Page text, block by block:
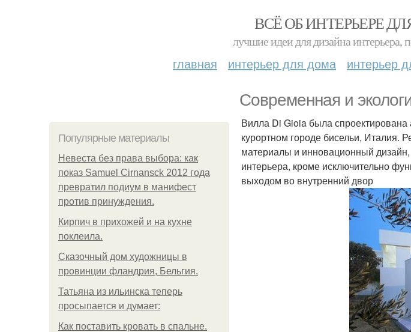
ВСЁ ОБ ИНТЕРЬЕРЕ
лучшие идеи для дизайна интерьера,
главная интерьер для дома интерьер
Современная и
Популярные материалы
Невеста без права выбора: как
показ Samuel Cirnansck 2012 года
превратил подиум в манифест
против принуждения.
Кирпич в прихожей и на кухне
поклеила.
Сказочный дом художницы в
провинции фландрия, Бельгия.
Татьяна из ильинска теперь
просыпается и думает:
Как поставить кровать в спальне.
Вилла Di Gioia была
курортном городе бисельи, Италия.
материалы и инновационный
интерьера, кроме исключительно
выходом во внутренний двор